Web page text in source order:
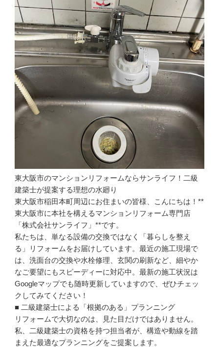
東大阪市のマンションリフォームならサンライフ！二級
建築士が提案する理想の水廻り
東大阪市稲田本町周辺にお住まいの皆様、こんにちは！**
東大阪市に本社を構えるマンションリフォーム専門店
「株式会社サンライフ」**です。
私たちは、単なる設備の交換ではなく「暮らしを整え
る」リフォームをお届けしています。最近の施工現場で
は、洗面台の交換や水栓修理、玄関の刷新など、細やか
なご要望にもスピーディーに対応中。最新の施工状況は
Googleマップでも随時更新していますので、ぜひチェッ
クしてみてください！
■ 二級建築士による「根拠のある」プランニング
リフォームで大切なのは、見た目だけではありません。
私、二級建築士の資格を持つ担当者が、構造や動線を踏
まえた最適なプランニングをご提案します。